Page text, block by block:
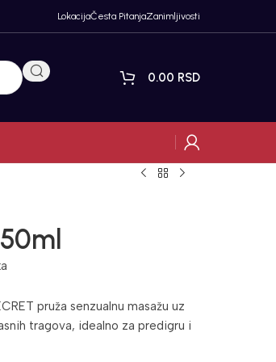
LokacijaČesta PitanjaZanimljivosti
0.00 RSD
pruža senzualnu masažu uz
tragova, idealno za predigru i